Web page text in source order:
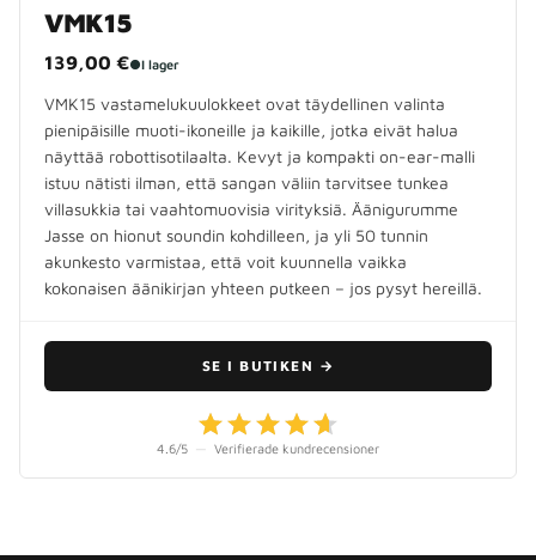
VMK15
139,00 €●I lager
VMK15 vastamelukuulokkeet ovat täydellinen valinta
pienipäisille muoti-ikoneille ja kaikille, jotka eivät halua
näyttää robottisotilaalta. Kevyt ja kompakti on-ear-malli
istuu nätisti ilman, että sangan väliin tarvitsee tunkea
villasukkia tai vaahtomuovisia virityksiä. Äänigurumme
Jasse on hionut soundin kohdilleen, ja yli 50 tunnin
akunkesto varmistaa, että voit kuunnella vaikka
kokonaisen äänikirjan yhteen putkeen – jos pysyt hereillä.
SE I BUTIKEN →
4.6/5 — Verifierade kundrecensioner